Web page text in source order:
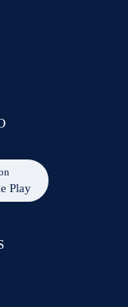
Play